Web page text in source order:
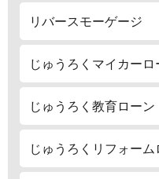
リバースモーゲージ
じゅうろくマイカーロ
じゅうろく教育ローン
じゅうろくリフォーム